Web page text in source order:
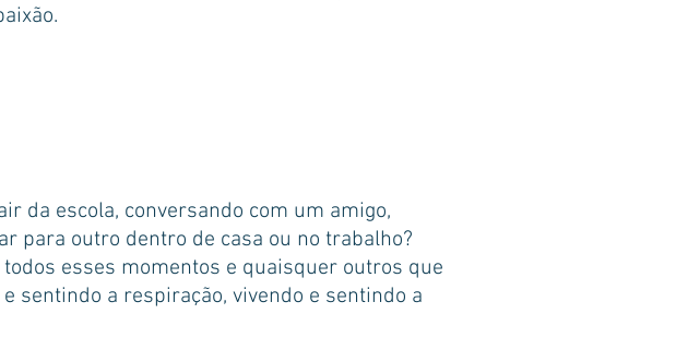
da escola, conversando com um amigo,
para outro dentro de casa ou no trabalho?
esses momentos e quaisquer outros que
sentindo a respiração, vivendo e sentindo a